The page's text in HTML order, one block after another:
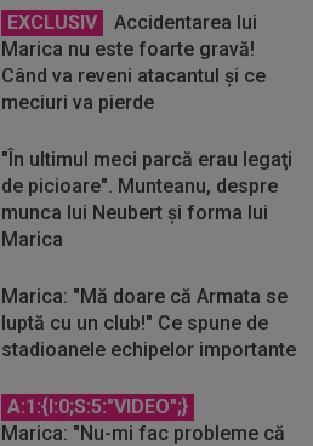
EXCLUSIV
Accidentarea lui
Marica nu este foarte gravă!
Când va reveni atacantul și ce
meciuri va pierde
"În ultimul meci parcă erau legaţi
de picioare". Munteanu, despre
munca lui Neubert şi forma lui
Marica
Marica: "Mă doare că Armata se
luptă cu un club!" Ce spune de
stadioanele echipelor importante
A:1:{I:0;S:5:"VIDEO";}
Marica: "Nu-mi fac probleme că